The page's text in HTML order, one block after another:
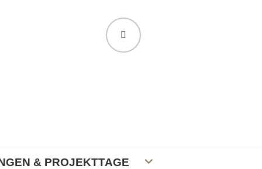
SUCHE
& PROJEKTTAGE